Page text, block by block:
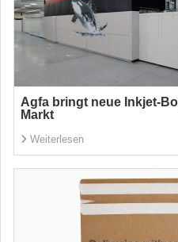
Agfa bringt neue Inkjet-
Markt
Weiterlesen